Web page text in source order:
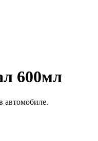
600мл
автомобиле.